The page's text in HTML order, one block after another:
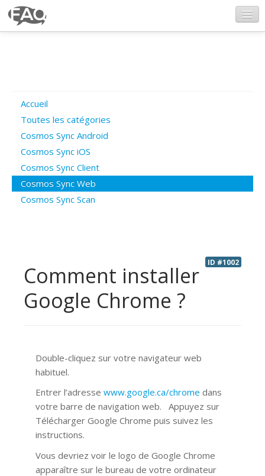
Poser une question
Questions ouvertes
Connexion
Accueil
Toutes les catégories
Cosmos Sync Android
Cosmos Sync iOS
Cosmos Sync Client
Cosmos Sync Web
Cosmos Sync Scan
ID #1002
Comment installer
Google Chrome ?
Double-cliquez sur votre navigateur web
habituel.
Entrer l’adresse www.google.ca/chrome dans
votre barre de navigation web. Appuyez sur
Télécharger Google Chrome puis suivez les
instructions.
Vous devriez voir le logo de Google Chrome
apparaître sur le bureau de votre ordinateur